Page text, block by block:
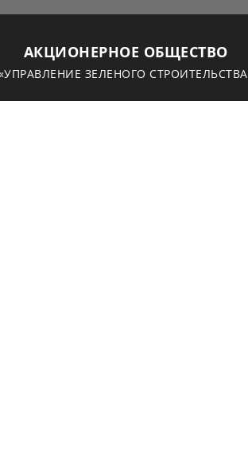
АКЦИОНЕРНОЕ ОБЩЕСТВО
ЗЕЛЕНОГО